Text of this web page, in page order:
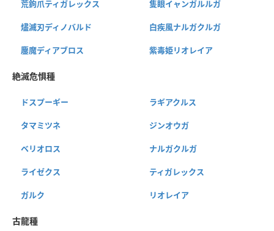
荒鉤爪ティガレックス 隻眼イャンガルルガ
燼滅刃ディノバルド 白疾風ナルガクルガ
鏖魔ディアブロス 紫毒姫リオレイア
絶滅危惧種
ドスプーギー ラギアクルス
タマミツネ ジンオウガ
ベリオロス ナルガクルガ
ライゼクス ティガレックス
ガルク リオレイア
古龍種